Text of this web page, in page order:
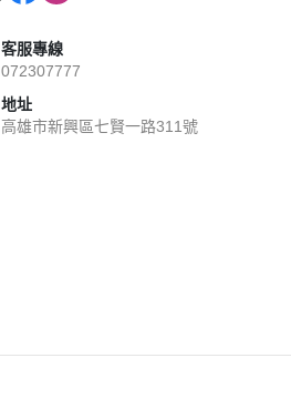
客服專線
072307777
地址
高雄市新興區七賢一路311號